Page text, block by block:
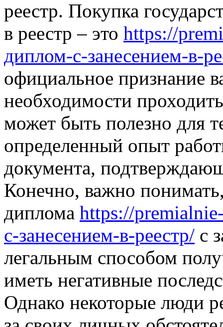
реестр. Покупка
в реестр – это https://
диплом-с-занесением-в-
официальное признание
необходимости
может быть полезно для
определенный опыт
документа,
Конечно, важно
диплома https://
с-занесением-в-реестр/ с
легальным способом
иметь негативные
Однако некоторые люди